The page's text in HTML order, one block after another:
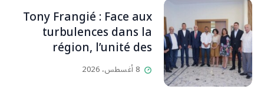
إقفاله لكنه لم يستطع لأنه
بيت رسالة وتاريخ وإيمان وقيم
مستمرة (صور وVideo)
Tony Frangié : Face aux
turbulences dans la
région, l’unité des
Libanais est primordiale
L’OLJ / Par Scarlett
8 أغسطس، 2026